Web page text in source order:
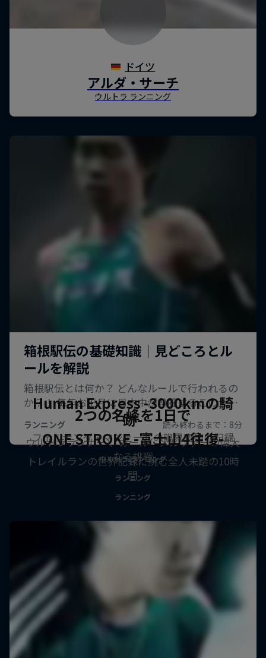
2つの名峰を1日で
フェルナンダ・マシェールの限界突破の記録
ウルトラ ランニング
Human Express -3000kmの騎
跡-
ウルトラランナー 、カール・メルツァーの偉大
なる挑戦
ランニング
ONE STROKE -富士山4往復-
トレイルランの世界記録に挑む全人未踏の10時
間
ランニング